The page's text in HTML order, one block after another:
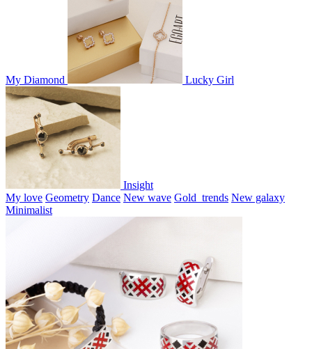
My Diamond Lucky Girl
Insight
My love Geometry Dance New wave Gold_trends New galaxy
Minimalist